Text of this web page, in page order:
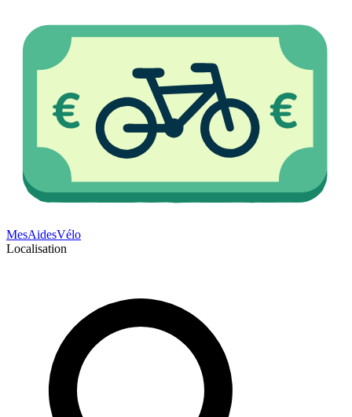
MesAidesVélo
Localisation